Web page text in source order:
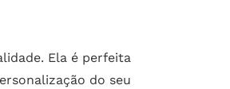
Ela é perfeita
do seu